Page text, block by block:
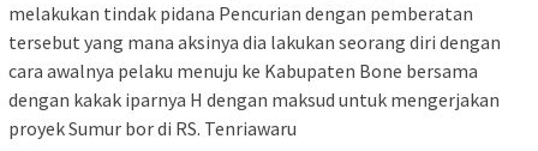
melakukan tindak pidana Pencurian dengan pemberatan
tersebut yang mana aksinya dia lakukan seorang diri dengan
cara awalnya pelaku menuju ke Kabupaten Bone bersama
dengan kakak iparnya H dengan maksud untuk mengerjakan
proyek Sumur bor di RS. Tenriawaru